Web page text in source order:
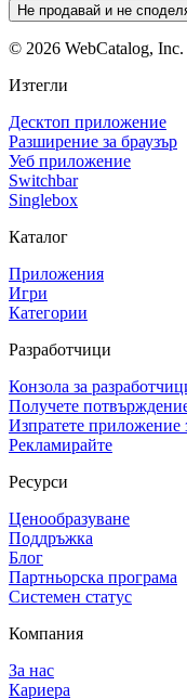
Не продавай и не
© 2026 WebCatalog, Inc.
Изтегли
Десктоп приложение
Разширение за браузър
Уеб приложение
Switchbar
Singlebox
Каталог
Приложения
Игри
Категории
Разработчици
Конзола за
Получете
Изпратете приложение
Рекламирайте
Ресурси
Ценообразуване
Поддръжка
Блог
Партньорска програма
Системен статус
Компания
За нас
Кариера